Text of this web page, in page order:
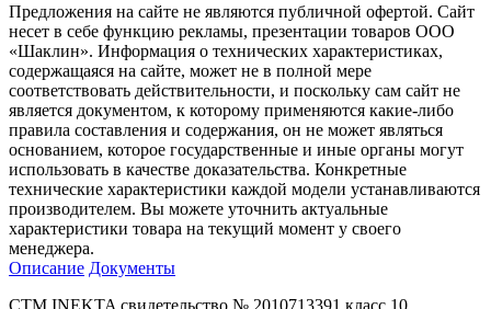
Предложения на сайте не являются публичной офертой. Сайт
несет в себе функцию рекламы, презентации товаров ООО
«Шаклин». Информация о технических характеристиках,
содержащаяся на сайте, может не в полной мере
соответствовать действительности, и поскольку сам сайт не
является документом, к которому применяются какие-либо
правила составления и содержания, он не может являться
основанием, которое государственные и иные органы могут
использовать в качестве доказательства. Конкретные
технические характеристики каждой модели устанавливаются
производителем. Вы можете уточнить актуальные
характеристики товара на текущий момент у своего
менеджера.
Описание Документы
СТМ INEKTA свидетельство № 2010713391 класс 10